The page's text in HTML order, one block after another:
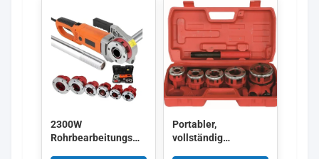
2300W
Rohrbearbeitungsmaschine,
Portabler,
vollständig